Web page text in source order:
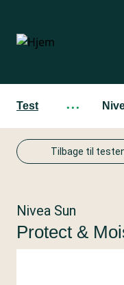
hovedindhold
Test ···
Tilbage til
Nivea Sun
Protect &